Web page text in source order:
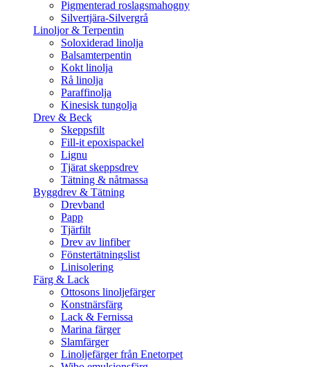
Pigmenterad roslagsmahogny
Silvertjära-Silvergrå
Linoljor & Terpentin
Soloxiderad linolja
Balsamterpentin
Kokt linolja
Rå linolja
Paraffinolja
Kinesisk tungolja
Drev & Beck
Skeppsfilt
Fill-it epoxispackel
Lignu
Tjärat skeppsdrev
Tätning & nåtmassa
Byggdrev & Tätning
Drevband
Papp
Tjärfilt
Drev av linfiber
Fönstertätningslist
Linisolering
Färg & Lack
Ottosons linoljefärger
Konstnärsfärg
Lack & Fernissa
Marina färger
Slamfärger
Linoljefärger från Enetorpet